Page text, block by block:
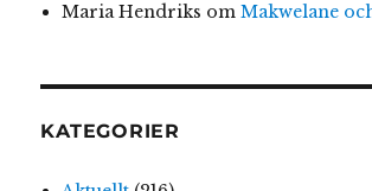
Maria Hendriks om Makwelane
KATEGORIER